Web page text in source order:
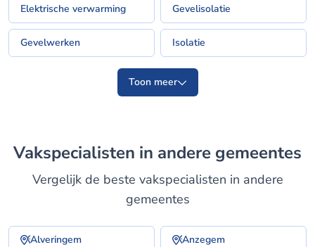
Elektrische verwarming Gevelisolatie
Gevelwerken Isolatie
Toon meer
Vakspecialisten in andere gemeentes
Vergelijk de beste vakspecialisten in andere
gemeentes
Alveringem Anzegem